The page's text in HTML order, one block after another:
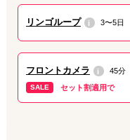
リンゴループ i 3〜5日
フロントカメラ i 45分
SALE セット割適用で